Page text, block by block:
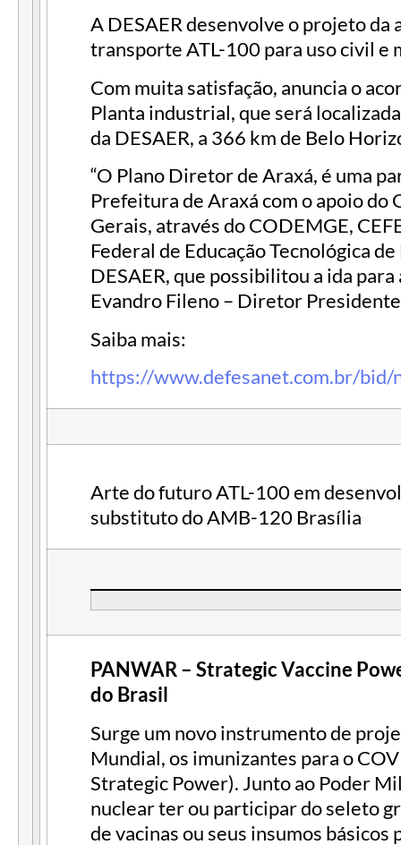
A DESAER desenvolve o projeto da
transporte ATL-100 para uso civil e
Com muita satisfação, anuncia o
Planta industrial, que será
da DESAER, a 366 km de Belo
“O Plano Diretor de Araxá, é uma
Prefeitura de Araxá com o apoio do
Gerais, através do CODEMGE,
Federal de Educação Tecnológica
DESAER, que possibilitou a ida para
Evandro Fileno – Diretor Presidente
Saiba mais:
https://www.defesanet.com.br/
Arte do futuro ATL-100 em
substituto do AMB-120 Brasília
PANWAR – Strategic Vaccine
do Brasil
Surge um novo instrumento de
Mundial, os imunizantes para o
Strategic Power). Junto ao Poder
nuclear ter ou participar do seleto
de vacinas ou seus insumos básicos